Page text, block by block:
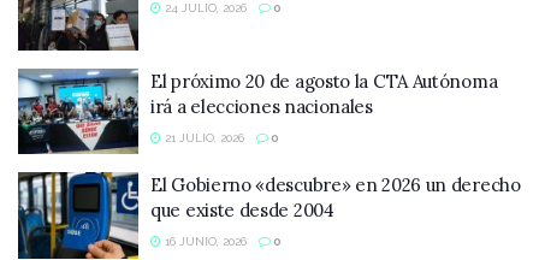
24 JULIO, 2026 0
El próximo 20 de agosto la CTA Autónoma
irá a elecciones nacionales
21 JULIO, 2026 0
El Gobierno «descubre» en 2026 un derecho
que existe desde 2004
16 JUNIO, 2026 0